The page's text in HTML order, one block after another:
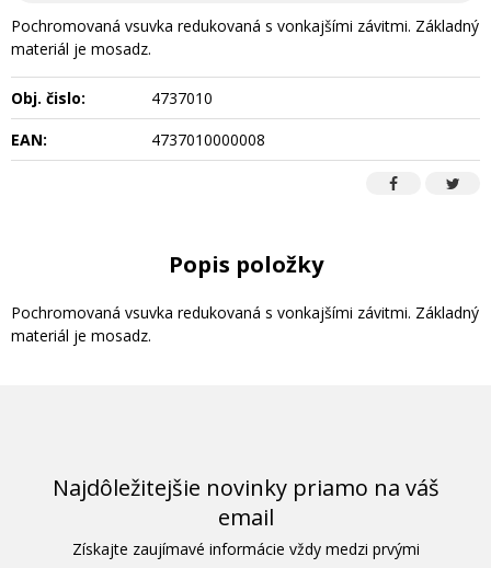
Pochromovaná vsuvka redukovaná s vonkajšími závitmi. Základný
materiál je mosadz.
Obj. čislo:
4737010
EAN:
4737010000008
Popis položky
Pochromovaná vsuvka redukovaná s vonkajšími závitmi. Základný
materiál je mosadz.
Najdôležitejšie novinky priamo na váš
email
Získajte zaujímavé informácie vždy medzi prvými